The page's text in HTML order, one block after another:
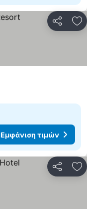
Εμφάνιση τιμών